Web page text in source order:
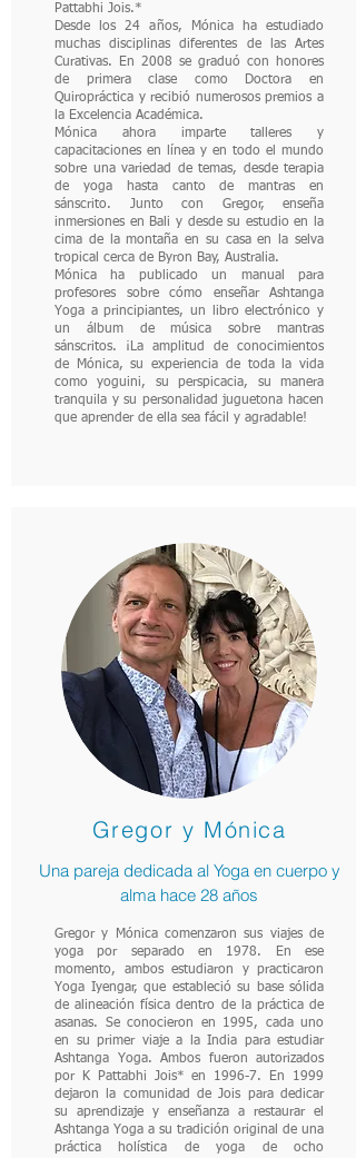
Pattabhi Jois.*
Desde los 24 años, Mónica ha estudiado
muchas disciplinas diferentes de las Artes
Curativas. En 2008 se graduó con honores
de primera clase como Doctora en
Quiropráctica y recibió numerosos premios a
la Excelencia Académica.
Mónica ahora imparte talleres y
capacitaciones en línea y en todo el mundo
sobre una variedad de temas, desde terapia
de yoga hasta canto de mantras en
sánscrito. Junto con Gregor, enseña
inmersiones en Bali y desde su estudio en la
cima de la montaña en su casa en la selva
tropical cerca de Byron Bay, Australia.
Mónica ha publicado un manual para
profesores sobre cómo enseñar Ashtanga
Yoga a principiantes, un libro electrónico y
un álbum de música sobre mantras
sánscritos. ¡La amplitud de conocimientos
de Mónica, su experiencia de toda la vida
como yoguini, su perspicacia, su manera
tranquila y su personalidad juguetona hacen
que aprender de ella sea fácil y agradable!
Gregor y Mónica
Una pareja dedicada al Yoga en cuerpo y
alma hace 28 años
Gregor y Mónica comenzaron sus viajes de
yoga por separado en 1978. En ese
momento, ambos estudiaron y practicaron
Yoga Iyengar, que estableció su base sólida
de alineación física dentro de la práctica de
asanas. Se conocieron en 1995, cada uno
en su primer viaje a la India para estudiar
Ashtanga Yoga. Ambos fueron autorizados
por K Pattabhi Jois* en 1996-7. En 1999
dejaron la comunidad de Jois para dedicar
su aprendizaje y enseñanza a restaurar el
Ashtanga Yoga a su tradición original de una
práctica holística de yoga de ocho